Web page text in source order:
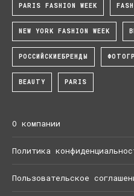
PARIS FASHION WEEK
NEW YORK FASHION WEEK
РОССИЙСКИЕБРЕНДЫ
BEAUTY PARIS
О компании
Политика
Пользовательское